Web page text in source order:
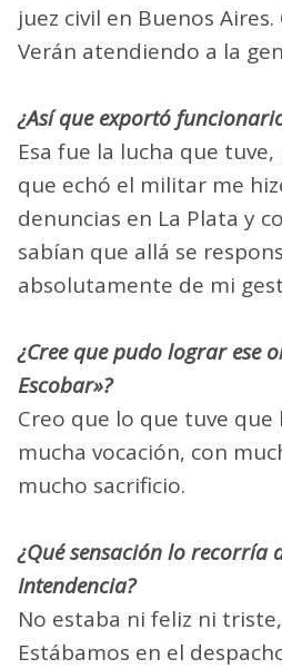
juez civil en Buenos
Verán atendiendo a la
¿Así que exportó
Esa fue la lucha que
que echó el militar me
denuncias en La Plata y
sabían que allá se
absolutamente de mi
¿Cree que pudo lograr ese
Escobar»?
Creo que lo que tuve que
mucha vocación, con
mucho sacrificio.
¿Qué sensación lo recorría
Intendencia?
No estaba ni feliz ni
Estábamos en el